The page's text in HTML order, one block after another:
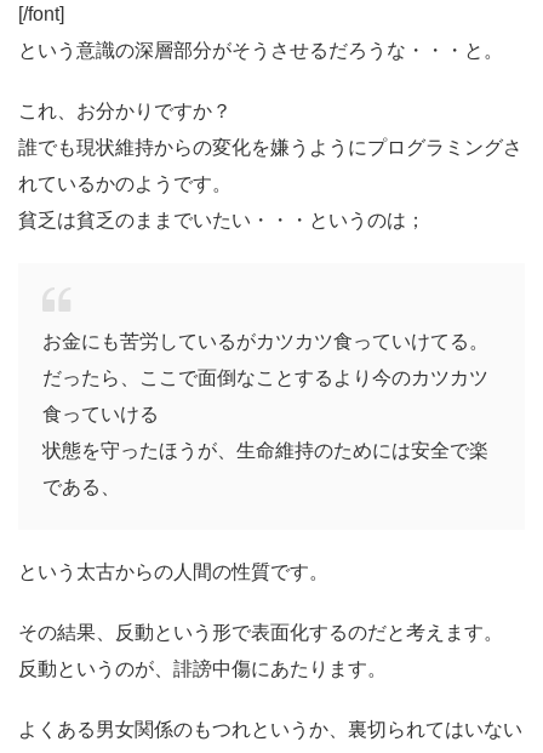
[/font]
という意識の深層部分がそうさせるだろうな・・・と。
これ、お分かりですか？
誰でも現状維持からの変化を嫌うようにプログラミングさ
れているかのようです。
貧乏は貧乏のままでいたい・・・というのは；
お金にも苦労しているがカツカツ食っていけてる。
だったら、ここで面倒なことするより今のカツカツ
食っていける
状態を守ったほうが、生命維持のためには安全で楽
である、
という太古からの人間の性質です。
その結果、反動という形で表面化するのだと考えます。
反動というのが、誹謗中傷にあたります。
よくある男女関係のもつれというか、裏切られてはいない